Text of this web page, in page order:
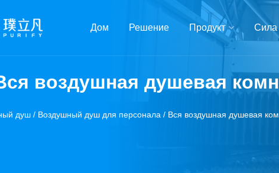
Дом Решение Продукт Сила
воздушная душевая
душ / Воздушный душ для персонала / Вся воздушная душевая